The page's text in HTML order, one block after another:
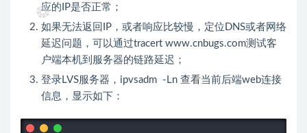
应的IP是否正常；
如果无法返回IP，或者响应比较慢，定位DNS或者网络
延迟问题，可以通过tracert www.cnbugs.com测试客
户端本机到服务器的链路延迟；
登录LVS服务器，ipvsadm -Ln 查看当前后端web连接
信息，显示如下：